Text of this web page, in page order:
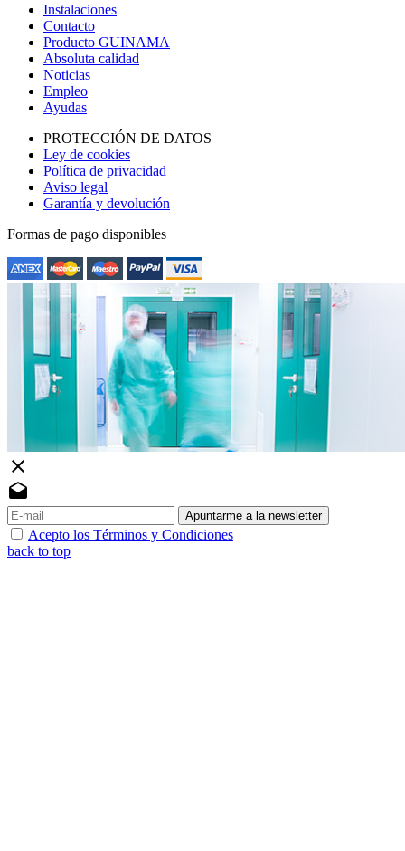
Instalaciones
Contacto
Producto GUINAMA
Absoluta calidad
Noticias
Empleo
Ayudas
PROTECCIÓN DE DATOS
Ley de cookies
Política de privacidad
Aviso legal
Garantía y devolución
Formas de pago disponibles
close
drafts
Apuntarme a la newsletter
Acepto los Términos y Condiciones
back to top